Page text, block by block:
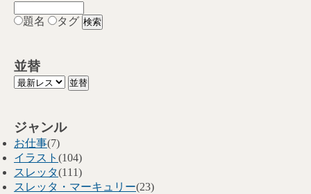
題名 タグ
並替
ジャンル
お仕事(7)
イラスト (104)
スレッタ(111)
スレッタ・マーキュリー(23)